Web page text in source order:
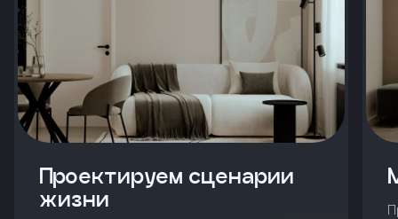
Проектируем сценарии
жизни
с
условиями
политики
конфиденциальности